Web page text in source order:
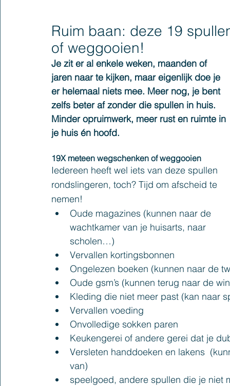
Ruim baan: deze 19
of weggooien!
Je zit er al enkele weken, maanden of
jaren naar te kijken, maar eigenlijk doe je
er helemaal niets mee. Meer nog, je bent
zelfs beter af zonder die spullen in huis.
Minder opruimwerk, meer rust en ruimte in
je huis én hoofd.
19X meteen wegschenken of weggooien
Iedereen heeft wel iets van deze spullen
rondslingeren, toch? Tijd om afscheid te
nemen!
Oude magazines (kunnen naar de
wachtkamer van je huisarts, naar
scholen…)
Vervallen kortingsbonnen
Ongelezen boeken (kunnen naar de
Oude gsm’s (kunnen terug naar de
Kleding die niet meer past (kan naar
Vervallen voeding
Onvolledige sokken paren
Keukengerei of andere gerei dat je
Versleten handdoeken en lakens
van)
speelgoed, andere spullen die je niet